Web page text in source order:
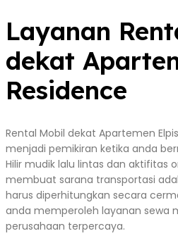
Layanan
dekat
Residence
Rental Mobil dekat Apartemen
menjadi pemikiran ketika anda
Hilir mudik lalu lintas dan aktifitas
membuat sarana transportasi
harus diperhitungkan secara
anda memperoleh layanan sewa
perusahaan terpercaya.